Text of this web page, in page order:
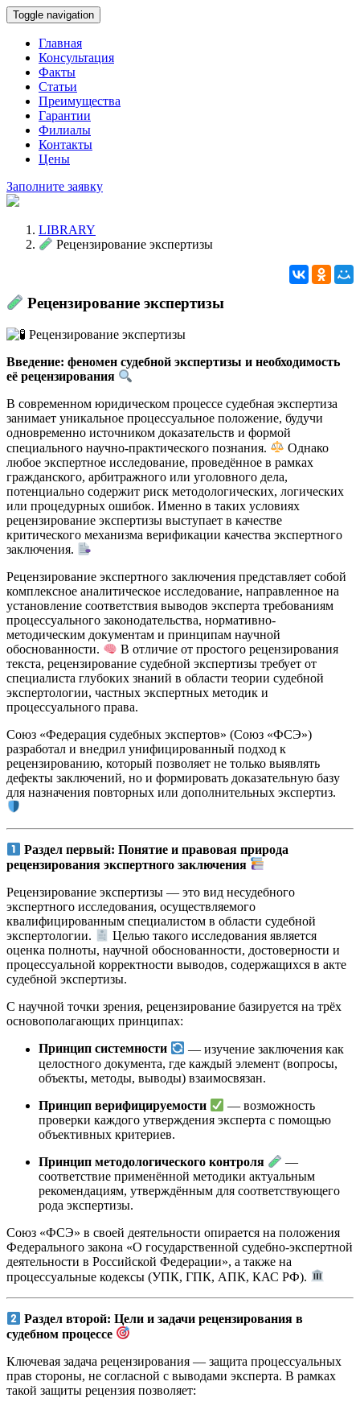
Toggle navigation
Главная
Консультация
Факты
Статьи
Преимущества
Гарантии
Филиалы
Контакты
Цены
Заполните заявку
LIBRARY
Рецензирование экспертизы
Рецензирование экспертизы
Введение: феномен судебной экспертизы и необходимость
её рецензирования
В современном юридическом процессе судебная экспертиза
занимает уникальное процессуальное положение, будучи
одновременно источником доказательств и формой
специального научно-практического познания.
Однако
любое экспертное исследование, проведённое в рамках
гражданского, арбитражного или уголовного дела,
потенциально содержит риск методологических, логических
или процедурных ошибок. Именно в таких условиях
рецензирование экспертизы выступает в качестве
критического механизма верификации качества экспертного
заключения.
Рецензирование экспертного заключения представляет собой
комплексное аналитическое исследование, направленное на
установление соответствия выводов эксперта требованиям
процессуального законодательства, нормативно-
методическим документам и принципам научной
обоснованности.
В отличие от простого рецензирования
текста, рецензирование судебной экспертизы требует от
специалиста глубоких знаний в области теории судебной
экспертологии, частных экспертных методик и
процессуального права.
Союз «Федерация судебных экспертов» (Союз «ФСЭ»)
разработал и внедрил унифицированный подход к
рецензированию, который позволяет не только выявлять
дефекты заключений, но и формировать доказательную базу
для назначения повторных или дополнительных экспертиз.
Раздел первый: Понятие и правовая природа
рецензирования экспертного заключения
Рецензирование экспертизы — это вид несудебного
экспертного исследования, осуществляемого
квалифицированным специалистом в области судебной
экспертологии.
Целью такого исследования является
оценка полноты, научной обоснованности, достоверности и
процессуальной корректности выводов, содержащихся в акте
судебной экспертизы.
С научной точки зрения, рецензирование базируется на трёх
основополагающих принципах:
Принцип системности
— изучение заключения как
целостного документа, где каждый элемент (вопросы,
объекты, методы, выводы) взаимосвязан.
Принцип верифицируемости
— возможность
проверки каждого утверждения эксперта с помощью
объективных критериев.
Принцип методологического контроля
—
соответствие применённой методики актуальным
рекомендациям, утверждённым для соответствующего
рода экспертизы.
Союз «ФСЭ» в своей деятельности опирается на положения
Федерального закона «О государственной судебно-экспертной
деятельности в Российской Федерации», а также на
процессуальные кодексы (УПК, ГПК, АПК, КАС РФ).
Раздел второй: Цели и задачи рецензирования в
судебном процессе
Ключевая задача рецензирования — защита процессуальных
прав стороны, не согласной с выводами эксперта. В рамках
такой защиты рецензия позволяет: